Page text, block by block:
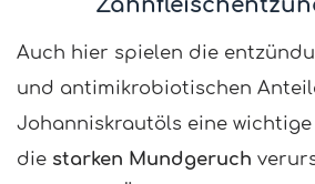
Auch hier spielen die
und antimikrobiotischen
Johanniskrautöls eine wichtige
die starken Mundgeruch